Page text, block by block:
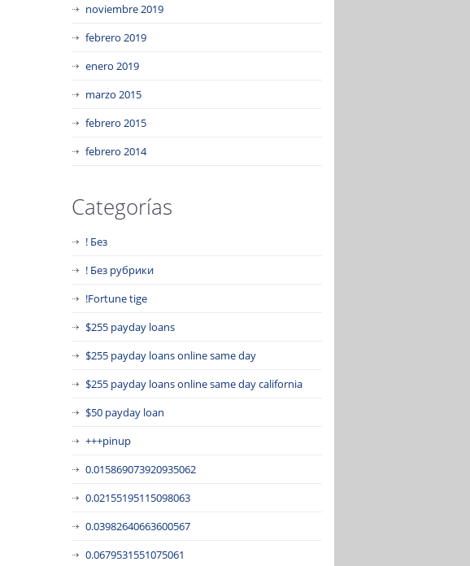
noviembre 2019
febrero 2019
enero 2019
marzo 2015
febrero 2015
febrero 2014
Categorías
! Без
! Без рубрики
!Fortune tige
$255 payday loans
$255 payday loans online same day
$255 payday loans online same day california
$50 payday loan
+++pinup
0.015869073920935062
0.02155195115098063
0.03982640663600567
0.0679531551075061